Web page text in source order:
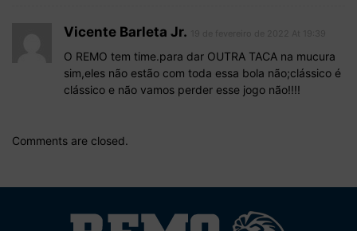
Vicente Barleta Jr.
O REMO tem time.para dar OUTRA TACA na mucura
sim,eles não estão com toda essa bola não;clássico é
clássico e não vamos perder esse jogo não!!!!
Comments are closed.